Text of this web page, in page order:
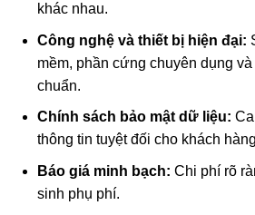
khác nhau.
Công nghệ và thiết bị hiện đại:
mềm, phần cứng chuyên dụng
chuẩn.
Chính sách bảo mật dữ liệu:
thông tin tuyệt đối cho khách
Báo giá minh bạch: Chi phí rõ
sinh phụ phí.